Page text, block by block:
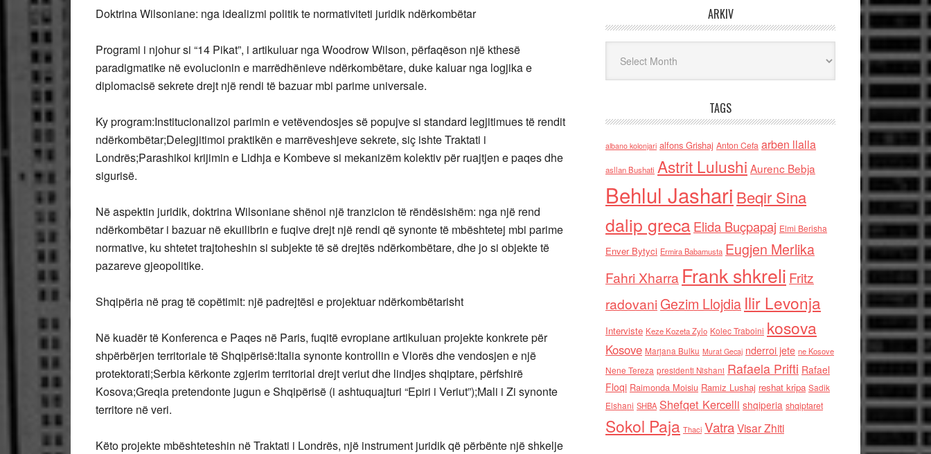
Doktrina Wilsoniane: nga idealizmi politik te normativiteti juridik ndërkombëtar
Programi i njohur si “14 Pikat”, i artikuluar nga Woodrow Wilson, përfaqëson një kthesë
paradigmatike në evolucionin e marrëdhënieve ndërkombëtare, duke kaluar nga logjika e
diplomacisë sekrete drejt një rendi të bazuar mbi parime universale.
Ky program:Institucionalizoi parimin e vetëvendosjes së popujve si standard legjitimues të rendit
ndërkombëtar;Delegjitimoi praktikën e marrëveshjeve sekrete, siç ishte Traktati i
Londrës;Parashikoi krijimin e Lidhja e Kombeve si mekanizëm kolektiv për ruajtjen e paqes dhe
sigurisë.
Në aspektin juridik, doktrina Wilsoniane shënoi një tranzicion të rëndësishëm: nga një rend
ndërkombëtar i bazuar në ekuilibrin e fuqive drejt një rendi që synonte të mbështetej mbi parime
normative, ku shtetet trajtoheshin si subjekte të së drejtës ndërkombëtare, dhe jo si objekte të
pazareve gjeopolitike.
Shqipëria në prag të copëtimit: një padrejtësi e projektuar ndërkombëtarisht
Në kuadër të Konferenca e Paqes në Paris, fuqitë evropiane artikuluan projekte konkrete për
shpërbërjen territoriale të Shqipërisë:Italia synonte kontrollin e Vlorës dhe vendosjen e një
protektorati;Serbia kërkonte zgjerim territorial drejt veriut dhe lindjes shqiptare, përfshirë
Kosova;Greqia pretendonte jugun e Shqipërisë (i ashtuquajturi “Epiri i Veriut”);Mali i Zi synonte
territore në veri.
Këto projekte mbështeteshin në Traktati i Londrës, një instrument juridik që përbënte një shkelje
ARKIV
TAGS
albano kolonjari alfons Grishaj Anton Cefa arben llalla
asllan Bushati Astrit Lulushi Aurenc Bebja
Behlul Jashari Beqir Sina
dalip grecaElida Buçpapaj Elmi Berisha
Enver Bytyci Ermira Babamusta Eugjen Merlika
Fahri Xharra Frank shkreli Fritz
radovaniGezim Llojdia Ilir Levonja
Interviste Keze Kozeta Zylo Kolec Traboini kosova
Kosove Marjana Bulku Murat Gecaj nderroi jete ne Kosove
Nene Tereza presidenti Nishani Rafaela Prifti Rafael
Floqi Raimonda Moisiu Ramiz Lushaj reshat kripa Sadik
Elshani SHBA Shefqet Kercelli shqiperia shqiptaret
Sokol Paja Thaci VatraVisar Zhiti